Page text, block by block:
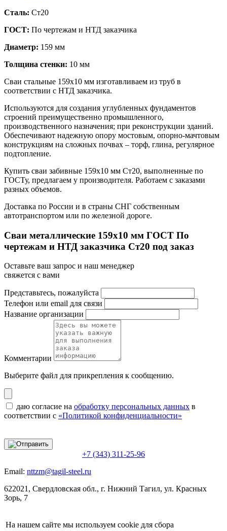
Сталь: Ст20
ГОСТ: По чертежам и НТД заказчика
Диаметр: 159 мм
Толщина стенки: 10 мм
Сваи стальные 159х10 мм изготавливаем из труб в
соответствии с НТД заказчика.
Используются для создания углубленных фундаментов
строений преимущественно промышленного,
производственного назначения; при реконструкции зданий.
Обеспечивают надежную опору мостовым, опорно-мачтовым
конструкциям на сложных почвах – торф, глина, регулярное
подтопление.
Купить сваи забивные 159х10 мм Ст20, выполненные по
ГОСТу, предлагаем у производителя. Работаем с заказами
разных объемов.
Доставка по России и в страны СНГ собственным
автотранспортом или по железной дороге.
Сваи металлические 159x10 мм ГОСТ По
чертежам и НТД заказчика Ст20 под заказ
Оставьте ваш запрос и наш менеджер
свяжется с вами
Представьтесь, пожалуйста
Телефон или email для связи
Название организации
Комментарии
Выберите файл для прикрепления к сообщению.
даю согласие на обработку персональных данных в
соответствии с «Политикой конфиденциальности»
+7 (343) 311-25-96
Email: nttzm@tagil-steel.ru
622021, Свердловская обл., г. Нижний Тагил, ул. Красных
Зорь, 7
На нашем сайте мы используем cookie для сбора